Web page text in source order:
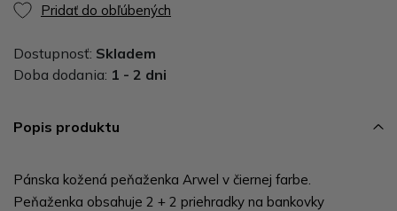
Pridať do obľúbených
Dostupnosť: Skladem
Doba dodania: 1 - 2 dni
Popis produktu
Pánska kožená peňaženka Arwel v čiernej farbe.
Peňaženka obsahuje 2 + 2 priehradky na bankovky